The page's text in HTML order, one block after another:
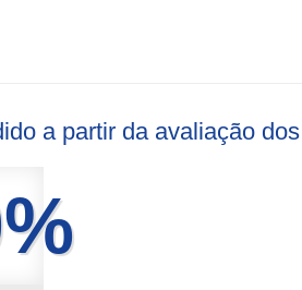
a partir da avaliação